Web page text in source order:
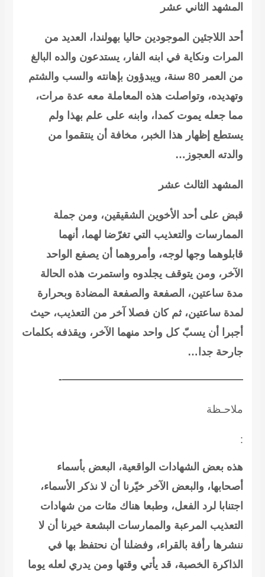
المشهد الثاني عشر
أحد اللاجئين الموجودين حاليا بهولندا، العديد من
المرات ونكاية في ابنه الفار، يستدعون والده البالغ
من العمر 80 سنة، ويبدؤون بإهانته والسب والشتم
وتهديده، وتواصلت هذه المعاملة معه عدة مرات،
مما جعله يموت كمدا، وابنه على علم بهذا ولم
يستطع إظهار هذا الخبر، مخافة أن ينتقموا من
والدته العجوز…
المشهد الثالث عشر
قبض على أحد الأخوين الشقيقين، ومن جملة
الممارسات والتعذيب التي تغرّضا لهما، أنهما
قابلوهما وجها لوجه، وأمروهما أن يصفع الواحد
الآخر، ومن يتوقف يجلدوه واستمرت هذه الحالة
مدة ساعتين، الصفعة والصفعة المضادة وبحرارة
لمدة ساعتين، ثم كان فصلا آخر من التعذيب، حيث
أجبرا أن يسبّ كل واحد منهما الآخر، ويقذفه بكلمات
جارحة جدا…
—————————————————-
ملاحـظة
:
هذه بعض الشهادات الواقعية، البعض بأسماء
أصحابها، والبعض الآخر خيّرنا أن لا نذكر الأسماء،
اجتنابا لرد الفعل، وطبعا هناك مئات من شهادات
التعذيب المرعبة والممارسات البشعة خيرنا أن لا
ننشرها رأفة بالقراء، وفضلنا أن نحتفظ بها في
الذاكرة الخصبة، قد يأتي وقتها ومن يدري لعله يوما